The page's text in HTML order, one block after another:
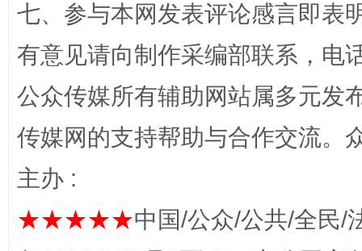
七、参与本网发表评论感言即表
有意见请向制作采编部联系，电
公众传媒所有辅助网站属多元发
传媒网的支持帮助与合作交流。
主办 :
★★★★★中国/公众/公共/全民/